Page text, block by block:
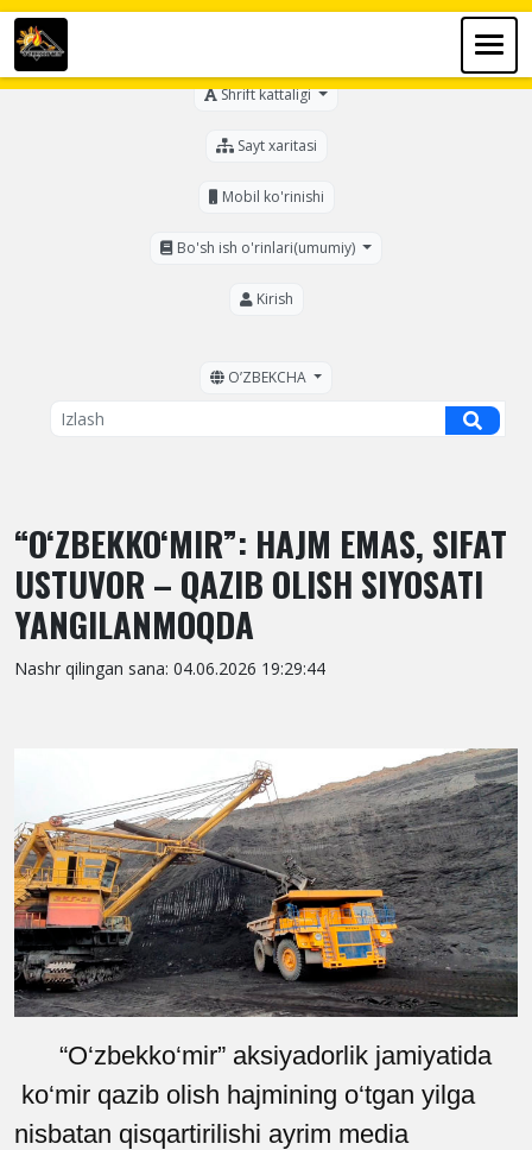
Shrift kattaligi
Sayt xaritasi
Mobil ko'rinishi
Bo'sh ish o'rinlari(umumiy)
Kirish
OʼZBEKCHA
“O‘ZBEKKO‘MIR”: HAJM EMAS, SIFAT
USTUVOR – QAZIB OLISH SIYOSATI
YANGILANMOQDA
Nashr qilingan sana: 04.06.2026 19:29:44
“O‘zbekko‘mir” aksiyadorlik jamiyatida
ko‘mir qazib olish hajmining o‘tgan yilga
nisbatan qisqartirilishi ayrim media